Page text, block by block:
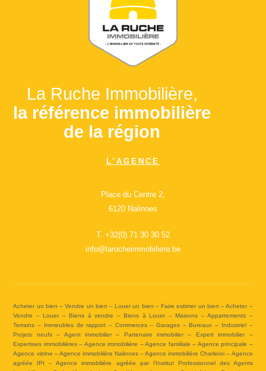
La Ruche Immobilière,
la référence immobilière
de la région
L’AGENCE
Place du Centre 2,
6120 Nalinnes
T. +32(0) 71 30 30 52
info@larucheimmobiliere.be
Acheter un bien – Vendre un bien – Louer un bien – Faire estimer un bien – Acheter –
Vendre – Louer – Biens à vendre – Biens à Louer – Maisons – Appartements –
Terrains – Immeubles de rapport – Commerces – Garages – Bureaux – Industriel –
Projets neufs – Agent immobilier – Partenaire immobilier – Expert immobilier –
Expertises immobilières – Agence immobilière – Agence familiale – Agence principale –
Agence vitrine – Agence immobilière Nalinnes – Agence immobilière Charleroi – Agence
agréée IPI – Agence immobilière agréée par l’Institut Professionnel des Agents